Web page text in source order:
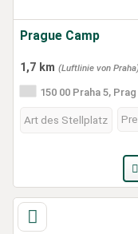
Prague Camp
1,7 km (Luftlinie von
150 00 Praha 5,
Art des Stellplatz